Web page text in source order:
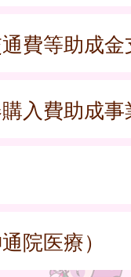
費等助成
入費助成事
院医療）